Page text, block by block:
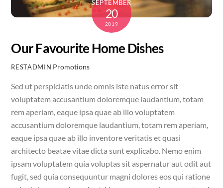
SEPTEMBER
20
2019
Our Favourite Home Dishes
RESTADMIN Promotions
Sed ut perspiciatis unde omnis iste natus error sit
voluptatem accusantium doloremque laudantium, totam
rem aperiam, eaque ipsa quae ab illo voluptatem
accusantium doloremque laudantium, totam rem aperiam,
eaque ipsa quae ab illo inventore veritatis et quasi
architecto beatae vitae dicta sunt explicabo. Nemo enim
ipsam voluptatem quia voluptas sit aspernatur aut odit aut
fugit, sed quia consequuntur magni dolores eos qui ratione